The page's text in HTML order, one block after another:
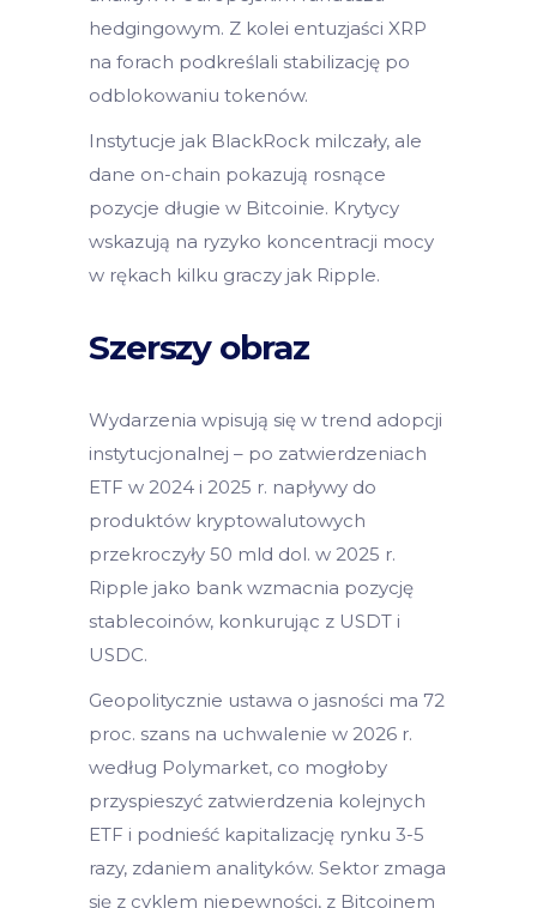
hedgingowym. Z kolei entuzjaści XRP
na forach podkreślali stabilizację po
odblokowaniu tokenów.
Instytucje jak BlackRock milczały, ale
dane on-chain pokazują rosnące
pozycje długie w Bitcoinie. Krytycy
wskazują na ryzyko koncentracji mocy
w rękach kilku graczy jak Ripple.
Szerszy obraz
Wydarzenia wpisują się w trend adopcji
instytucjonalnej – po zatwierdzeniach
ETF w 2024 i 2025 r. napływy do
produktów kryptowalutowych
przekroczyły 50 mld dol. w 2025 r.
Ripple jako bank wzmacnia pozycję
stablecoinów, konkurując z USDT i
USDC.
Geopolitycznie ustawa o jasności ma 72
proc. szans na uchwalenie w 2026 r.
według Polymarket, co mogłoby
przyspieszyć zatwierdzenia kolejnych
ETF i podnieść kapitalizację rynku 3-5
razy, zdaniem analityków. Sektor zmaga
się z cyklem niepewności, z Bitcoinem